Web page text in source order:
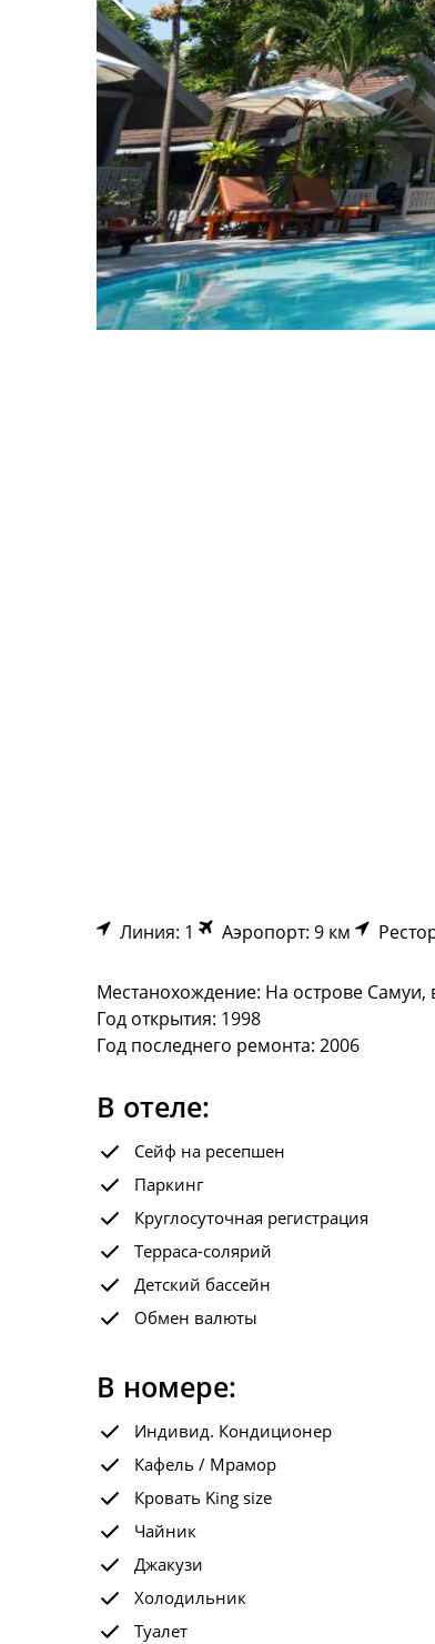
Линия: 1 Аэропорт: 9 км
Местанохождение: На острове Самуи,
Год открытия: 1998
Год последнего ремонта: 2006
В отеле:
Сейф на ресепшен
Паркинг
Круглосуточная регистрация
Терраса-солярий
Детский бассейн
Обмен валюты
В номере:
Индивид. Кондиционер
Кафель / Мрамор
Кровать King size
Чайник
Джакузи
Холодильник
Туалет